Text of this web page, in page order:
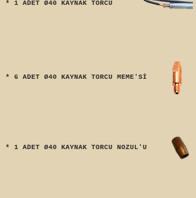
* 1 ADET Ø40 KAYNAK TORCU
* 6 ADET Ø40 KAYNAK TORCU MEME'Sİ
* 1 ADET Ø40 KAYNAK TORCU NOZUL'U